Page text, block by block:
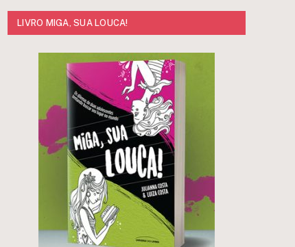
LIVRO MIGA, SUA LOUCA!